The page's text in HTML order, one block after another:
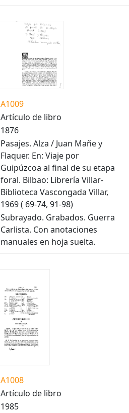
A1009
Artículo de libro
1876
Pasajes. Alza / Juan Mañe y
Flaquer. En: Viaje por
Guipúzcoa al final de su etapa
foral. Bilbao: Librería Villar-
Biblioteca Vascongada Villar,
1969 ( 69-74, 91-98)
Subrayado. Grabados. Guerra
Carlista. Con anotaciones
manuales en hoja suelta.
A1008
Artículo de libro
1985